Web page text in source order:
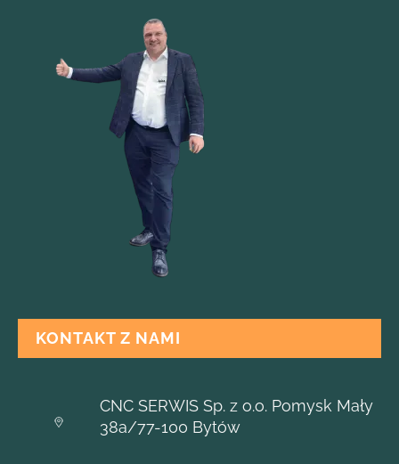
KONTAKT Z NAMI
CNC SERWIS Sp. z o.o. Pomysk Mały
38a/77-100 Bytów